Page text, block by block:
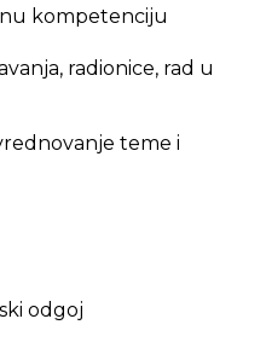
kompetenciju
radionice, rad u
teme i
odgoj